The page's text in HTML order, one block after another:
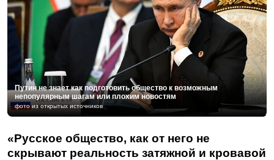
Путин не знает как подготовить общество к возможным
непопулярным шагам или плохим новостям
фото из открытых источников
«Русское общество, как от него не
скрывают реальность затяжной и кровавой